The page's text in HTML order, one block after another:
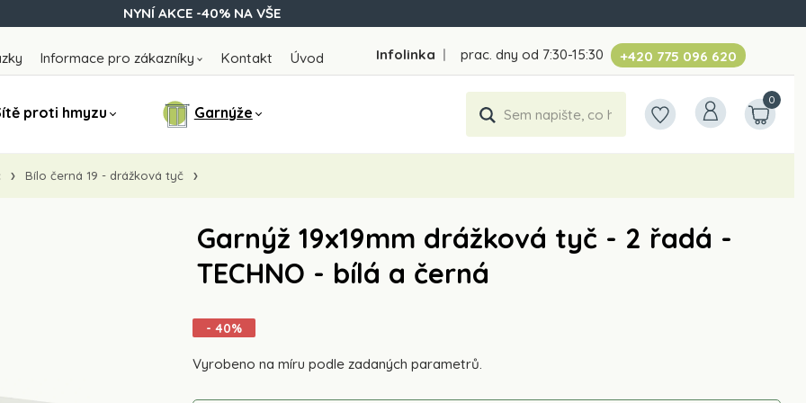
Infolinka prac. dny od 7:30-15:30 +420 775 096 620
NYNÍ AKCE -40% NA VŠE
Informace pro zákazníky Kontakt Úvod
proti hmyzu Garnýže
0
Bílo černá 19 - drážková tyč
Garnýž 19x19mm drážková tyč - 2 řadá -
TECHNO - bílá a černá
- 40%
Vyrobeno na míru podle zadaných parametrů.